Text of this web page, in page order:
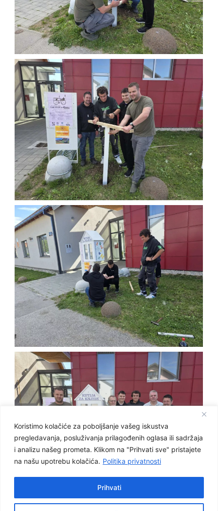
Koristimo kolačiće za poboljšanje vašeg iskustva
pregledavanja, posluživanja prilagođenih oglasa ili sadržaja
i analizu našeg prometa. Klikom na "Prihvati sve" pristajete
na našu upotrebu kolačića. Politika privatnosti
Prihvati